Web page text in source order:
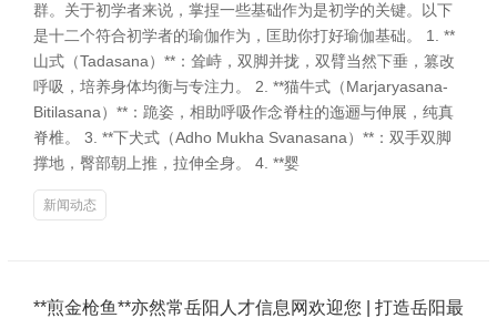
群。关于初学者来说，掌捏一些基础作为是初学的关键。以下
是十二个符合初学者的瑜伽作为，匡助你打好瑜伽基础。 1. **
山式（Tadasana）**：耸峙，双脚并拢，双臂当然下垂，篡改
呼吸，培养身体均衡与专注力。 2. **猫牛式（Marjaryasana-
Bitilasana）**：跪姿，相助呼吸作念脊柱的迤逦与伸展，纯真
脊椎。 3. **下犬式（Adho Mukha Svanasana）**：双手双脚
撑地，臀部朝上推，拉伸全身。 4. **婴
新闻动态
**煎金枪鱼**亦然常岳阳人才信息网欢迎您 | 打造岳阳最